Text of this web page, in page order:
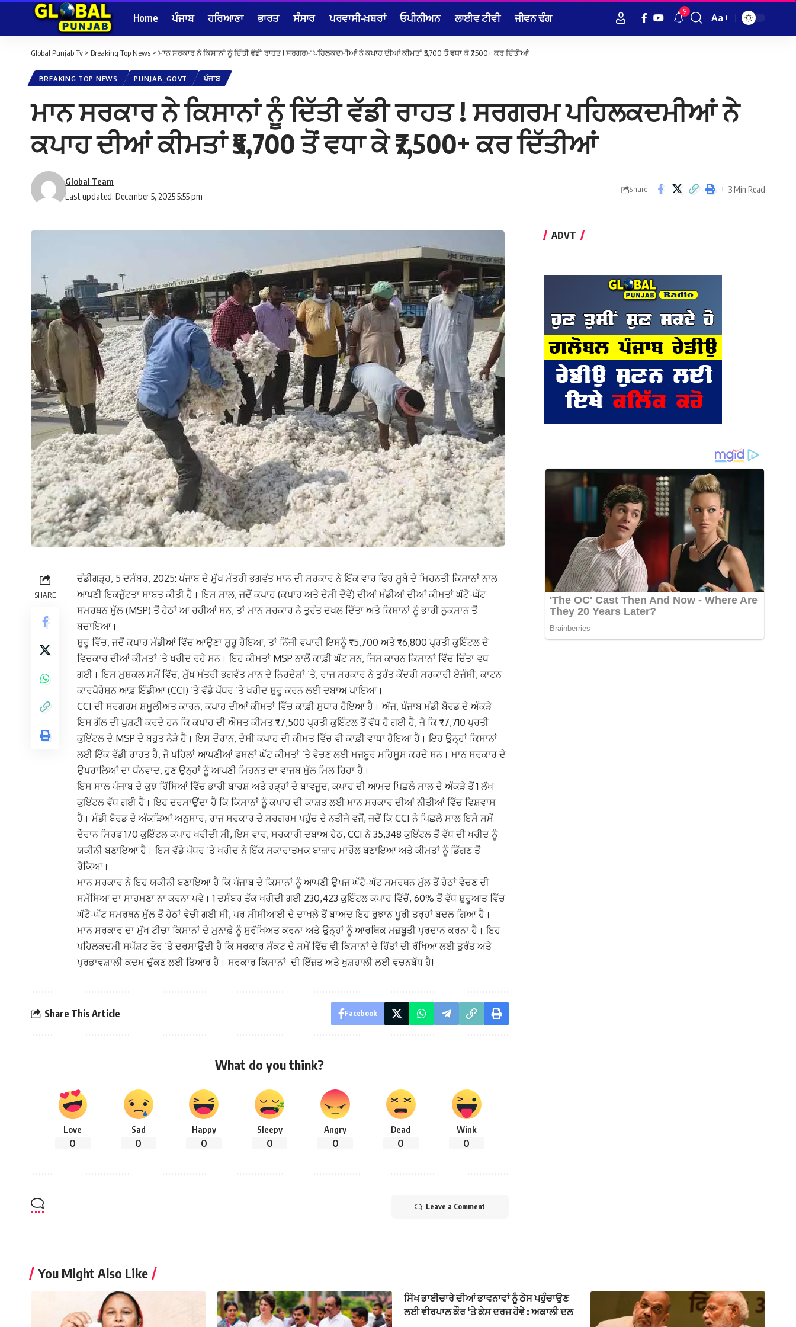
Home ਪੰਜਾਬ ਹਰਿਆਣਾ ਭਾਰਤ ਸੰਸਾਰ ਪਰਵਾਸੀ-ਖ਼ਬਰਾਂ ਓਪੀਨੀਅਨ ਲਾਈਵ ਟੀਵੀ ਜੀਵਨ ਢੰਗ 9
Font
Aa
Global Punjab Tv > Breaking Top News > ਮਾਨ ਸਰਕਾਰ ਨੇ ਕਿਸਾਨਾਂ ਨੂੰ ਦਿੱਤੀ ਵੱਡੀ ਰਾਹਤ ! ਸਰਗਰਮ ਪਹਿਲਕਦਮੀਆਂ ਨੇ ਕਪਾਹ ਦੀਆਂ ਕੀਮਤਾਂ ₹5,700 ਤੋਂ ਵਧਾ ਕੇ ₹7,500+ ਕਰ ਦਿੱਤੀਆਂ
BREAKING TOP NEWS PUNJAB_GOVT ਪੰਜਾਬ
ਮਾਨ ਸਰਕਾਰ ਨੇ ਕਿਸਾਨਾਂ ਨੂੰ ਦਿੱਤੀ ਵੱਡੀ ਰਾਹਤ ! ਸਰਗਰਮ ਪਹਿਲਕਦਮੀਆਂ ਨੇ
ਕਪਾਹ ਦੀਆਂ ਕੀਮਤਾਂ ₹5,700 ਤੋਂ ਵਧਾ ਕੇ ₹7,500+ ਕਰ ਦਿੱਤੀਆਂ
Last updated: December 5, 2025 5:55 pm
Global Team
Share 3 Min Read
SHARE
ਚੰਡੀਗੜ੍ਹ, 5 ਦਸੰਬਰ, 2025: ਪੰਜਾਬ ਦੇ ਮੁੱਖ ਮੰਤਰੀ ਭਗਵੰਤ ਮਾਨ ਦੀ ਸਰਕਾਰ ਨੇ ਇੱਕ ਵਾਰ ਫਿਰ ਸੂਬੇ ਦੇ ਮਿਹਨਤੀ ਕਿਸਾਨਾਂ ਨਾਲ
ਆਪਣੀ ਇਕਜੁੱਟਤਾ ਸਾਬਤ ਕੀਤੀ ਹੈ। ਇਸ ਸਾਲ, ਜਦੋਂ ਕਪਾਹ (ਕਪਾਹ ਅਤੇ ਦੇਸੀ ਦੋਵੇਂ) ਦੀਆਂ ਮੰਡੀਆਂ ਦੀਆਂ ਕੀਮਤਾਂ ਘੱਟੋ-ਘੱਟ
ਸਮਰਥਨ ਮੁੱਲ (MSP) ਤੋਂ ਹੇਠਾਂ ਆ ਰਹੀਆਂ ਸਨ, ਤਾਂ ਮਾਨ ਸਰਕਾਰ ਨੇ ਤੁਰੰਤ ਦਖਲ ਦਿੱਤਾ ਅਤੇ ਕਿਸਾਨਾਂ ਨੂੰ ਭਾਰੀ ਨੁਕਸਾਨ ਤੋਂ
ਬਚਾਇਆ।
ਸ਼ੁਰੂ ਵਿੱਚ, ਜਦੋਂ ਕਪਾਹ ਮੰਡੀਆਂ ਵਿੱਚ ਆਉਣਾ ਸ਼ੁਰੂ ਹੋਇਆ, ਤਾਂ ਨਿੱਜੀ ਵਪਾਰੀ ਇਸਨੂੰ ₹5,700 ਅਤੇ ₹6,800 ਪ੍ਰਤੀ ਕੁਇੰਟਲ ਦੇ
ਵਿਚਕਾਰ ਦੀਆਂ ਕੀਮਤਾਂ ‘ਤੇ ਖਰੀਦ ਰਹੇ ਸਨ। ਇਹ ਕੀਮਤਾਂ MSP ਨਾਲੋਂ ਕਾਫ਼ੀ ਘੱਟ ਸਨ, ਜਿਸ ਕਾਰਨ ਕਿਸਾਨਾਂ ਵਿੱਚ ਚਿੰਤਾ ਵਧ
ਗਈ। ਇਸ ਮੁਸ਼ਕਲ ਸਮੇਂ ਵਿੱਚ, ਮੁੱਖ ਮੰਤਰੀ ਭਗਵੰਤ ਮਾਨ ਦੇ ਨਿਰਦੇਸ਼ਾਂ ‘ਤੇ, ਰਾਜ ਸਰਕਾਰ ਨੇ ਤੁਰੰਤ ਕੇਂਦਰੀ ਸਰਕਾਰੀ ਏਜੰਸੀ, ਕਾਟਨ
ਕਾਰਪੋਰੇਸ਼ਨ ਆਫ਼ ਇੰਡੀਆ (CCI) ‘ਤੇ ਵੱਡੇ ਪੱਧਰ ‘ਤੇ ਖਰੀਦ ਸ਼ੁਰੂ ਕਰਨ ਲਈ ਦਬਾਅ ਪਾਇਆ।
CCI ਦੀ ਸਰਗਰਮ ਸ਼ਮੂਲੀਅਤ ਕਾਰਨ, ਕਪਾਹ ਦੀਆਂ ਕੀਮਤਾਂ ਵਿੱਚ ਕਾਫ਼ੀ ਸੁਧਾਰ ਹੋਇਆ ਹੈ। ਅੱਜ, ਪੰਜਾਬ ਮੰਡੀ ਬੋਰਡ ਦੇ ਅੰਕੜੇ
ਇਸ ਗੱਲ ਦੀ ਪੁਸ਼ਟੀ ਕਰਦੇ ਹਨ ਕਿ ਕਪਾਹ ਦੀ ਔਸਤ ਕੀਮਤ ₹7,500 ਪ੍ਰਤੀ ਕੁਇੰਟਲ ਤੋਂ ਵੱਧ ਹੋ ਗਈ ਹੈ, ਜੋ ਕਿ ₹7,710 ਪ੍ਰਤੀ
ਕੁਇੰਟਲ ਦੇ MSP ਦੇ ਬਹੁਤ ਨੇੜੇ ਹੈ। ਇਸ ਦੌਰਾਨ, ਦੇਸੀ ਕਪਾਹ ਦੀ ਕੀਮਤ ਵਿੱਚ ਵੀ ਕਾਫ਼ੀ ਵਾਧਾ ਹੋਇਆ ਹੈ। ਇਹ ਉਨ੍ਹਾਂ ਕਿਸਾਨਾਂ
ਲਈ ਇੱਕ ਵੱਡੀ ਰਾਹਤ ਹੈ, ਜੋ ਪਹਿਲਾਂ ਆਪਣੀਆਂ ਫਸਲਾਂ ਘੱਟ ਕੀਮਤਾਂ ‘ਤੇ ਵੇਚਣ ਲਈ ਮਜਬੂਰ ਮਹਿਸੂਸ ਕਰਦੇ ਸਨ। ਮਾਨ ਸਰਕਾਰ ਦੇ
ਉਪਰਾਲਿਆਂ ਦਾ ਧੰਨਵਾਦ, ਹੁਣ ਉਨ੍ਹਾਂ ਨੂੰ ਆਪਣੀ ਮਿਹਨਤ ਦਾ ਵਾਜਬ ਮੁੱਲ ਮਿਲ ਰਿਹਾ ਹੈ।
ਇਸ ਸਾਲ ਪੰਜਾਬ ਦੇ ਕੁਝ ਹਿੱਸਿਆਂ ਵਿੱਚ ਭਾਰੀ ਬਾਰਸ਼ ਅਤੇ ਹੜ੍ਹਾਂ ਦੇ ਬਾਵਜੂਦ, ਕਪਾਹ ਦੀ ਆਮਦ ਪਿਛਲੇ ਸਾਲ ਦੇ ਅੰਕੜੇ ਤੋਂ 1 ਲੱਖ
ਕੁਇੰਟਲ ਵੱਧ ਗਈ ਹੈ। ਇਹ ਦਰਸਾਉਂਦਾ ਹੈ ਕਿ ਕਿਸਾਨਾਂ ਨੂੰ ਕਪਾਹ ਦੀ ਕਾਸ਼ਤ ਲਈ ਮਾਨ ਸਰਕਾਰ ਦੀਆਂ ਨੀਤੀਆਂ ਵਿੱਚ ਵਿਸ਼ਵਾਸ
ਹੈ। ਮੰਡੀ ਬੋਰਡ ਦੇ ਅੰਕੜਿਆਂ ਅਨੁਸਾਰ, ਰਾਜ ਸਰਕਾਰ ਦੇ ਸਰਗਰਮ ਪਹੁੰਚ ਦੇ ਨਤੀਜੇ ਵਜੋਂ, ਜਦੋਂ ਕਿ CCI ਨੇ ਪਿਛਲੇ ਸਾਲ ਇਸੇ ਸਮੇਂ
ਦੌਰਾਨ ਸਿਰਫ 170 ਕੁਇੰਟਲ ਕਪਾਹ ਖਰੀਦੀ ਸੀ, ਇਸ ਵਾਰ, ਸਰਕਾਰੀ ਦਬਾਅ ਹੇਠ, CCI ਨੇ 35,348 ਕੁਇੰਟਲ ਤੋਂ ਵੱਧ ਦੀ ਖਰੀਦ ਨੂੰ
ਯਕੀਨੀ ਬਣਾਇਆ ਹੈ। ਇਸ ਵੱਡੇ ਪੱਧਰ ‘ਤੇ ਖਰੀਦ ਨੇ ਇੱਕ ਸਕਾਰਾਤਮਕ ਬਾਜ਼ਾਰ ਮਾਹੌਲ ਬਣਾਇਆ ਅਤੇ ਕੀਮਤਾਂ ਨੂੰ ਡਿੱਗਣ ਤੋਂ
ਰੋਕਿਆ।
ਮਾਨ ਸਰਕਾਰ ਨੇ ਇਹ ਯਕੀਨੀ ਬਣਾਇਆ ਹੈ ਕਿ ਪੰਜਾਬ ਦੇ ਕਿਸਾਨਾਂ ਨੂੰ ਆਪਣੀ ਉਪਜ ਘੱਟੋ-ਘੱਟ ਸਮਰਥਨ ਮੁੱਲ ਤੋਂ ਹੇਠਾਂ ਵੇਚਣ ਦੀ
ਸਮੱਸਿਆ ਦਾ ਸਾਹਮਣਾ ਨਾ ਕਰਨਾ ਪਵੇ। 1 ਦਸੰਬਰ ਤੱਕ ਖਰੀਦੀ ਗਈ 230,423 ਕੁਇੰਟਲ ਕਪਾਹ ਵਿੱਚੋਂ, 60% ਤੋਂ ਵੱਧ ਸ਼ੁਰੂਆਤ ਵਿੱਚ
ਘੱਟੋ-ਘੱਟ ਸਮਰਥਨ ਮੁੱਲ ਤੋਂ ਹੇਠਾਂ ਵੇਚੀ ਗਈ ਸੀ, ਪਰ ਸੀਸੀਆਈ ਦੇ ਦਾਖਲੇ ਤੋਂ ਬਾਅਦ ਇਹ ਰੁਝਾਨ ਪੂਰੀ ਤਰ੍ਹਾਂ ਬਦਲ ਗਿਆ ਹੈ।
ਮਾਨ ਸਰਕਾਰ ਦਾ ਮੁੱਖ ਟੀਚਾ ਕਿਸਾਨਾਂ ਦੇ ਮੁਨਾਫ਼ੇ ਨੂੰ ਸੁਰੱਖਿਅਤ ਕਰਨਾ ਅਤੇ ਉਨ੍ਹਾਂ ਨੂੰ ਆਰਥਿਕ ਮਜ਼ਬੂਤੀ ਪ੍ਰਦਾਨ ਕਰਨਾ ਹੈ। ਇਹ
ਪਹਿਲਕਦਮੀ ਸਪੱਸ਼ਟ ਤੌਰ ‘ਤੇ ਦਰਸਾਉਂਦੀ ਹੈ ਕਿ ਸਰਕਾਰ ਸੰਕਟ ਦੇ ਸਮੇਂ ਵਿੱਚ ਵੀ ਕਿਸਾਨਾਂ ਦੇ ਹਿੱਤਾਂ ਦੀ ਰੱਖਿਆ ਲਈ ਤੁਰੰਤ ਅਤੇ
ਪ੍ਰਭਾਵਸ਼ਾਲੀ ਕਦਮ ਚੁੱਕਣ ਲਈ ਤਿਆਰ ਹੈ। ਸਰਕਾਰ ਕਿਸਾਨਾਂ ਦੀ ਇੱਜ਼ਤ ਅਤੇ ਖੁਸ਼ਹਾਲੀ ਲਈ ਵਚਨਬੱਧ ਹੈ!
Share This Article Facebook
What do you think?
Love
0
Sad
0
Happy
0
Sleepy
0
Angry
0
Dead
0
Wink
0
Leave a Comment
ADVT
You Might Also Like
ਸਿੱਖ ਭਾਈਚਾਰੇ ਦੀਆਂ ਭਾਵਨਾਵਾਂ ਨੂੰ ਠੇਸ ਪਹੁੰਚਾਉਣ
ਲਈ ਵੀਰਪਾਲ ਕੌਰ ‘ਤੇ ਕੇਸ ਦਰਜ ਹੋਵੇ : ਅਕਾਲੀ ਦਲ